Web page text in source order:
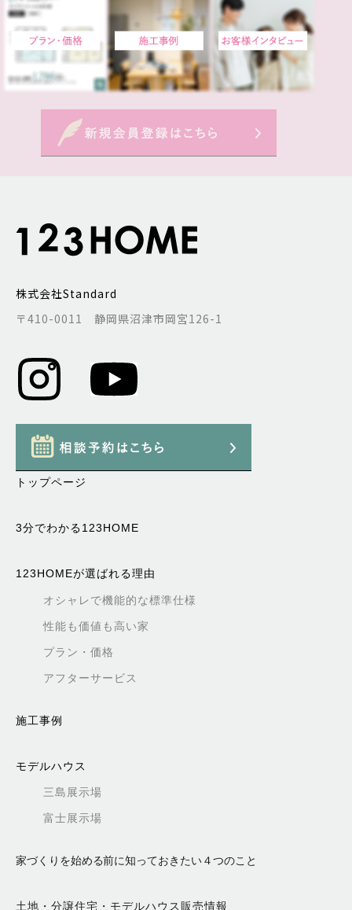
株式会社Standard
〒410-0011 静岡県沼津市岡宮126-1
トップページ
3分でわかる123HOME
123HOMEが選ばれる理由
オシャレで機能的な標準仕様
性能も価値も高い家
プラン・価格
アフターサービス
施工事例
モデルハウス
三島展示場
富士展示場
家づくりを始める前に知っておきたい４つのこと
土地・分譲住宅・モデルハウス販売情報